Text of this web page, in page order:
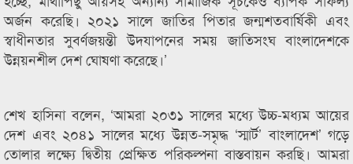
অর্জন করেছি। ২০২১ সালে জাতির পিতার জন্মশতবার্ষিকী এবং
স্বাধীনতার সুবর্ণজয়ন্তী উদযাপনের সময় জাতিসংঘ বাংলাদেশকে
উন্নয়নশীল দেশ ঘোষণা করেছে।’
শেখ হাসিনা বলেন, ‘আমরা ২০৩১ সালের মধ্যে উচ্চ-মধ্যম আয়ের
দেশ এবং ২০৪১ সালের মধ্যে উন্নত-সমৃদ্ধ ‘স্মার্ট’ বাংলাদেশ’ গড়ে
তোলার লক্ষ্যে দ্বিতীয় প্রেক্ষিত পরিকল্পনা বাস্তবায়ন করছি। আমরা